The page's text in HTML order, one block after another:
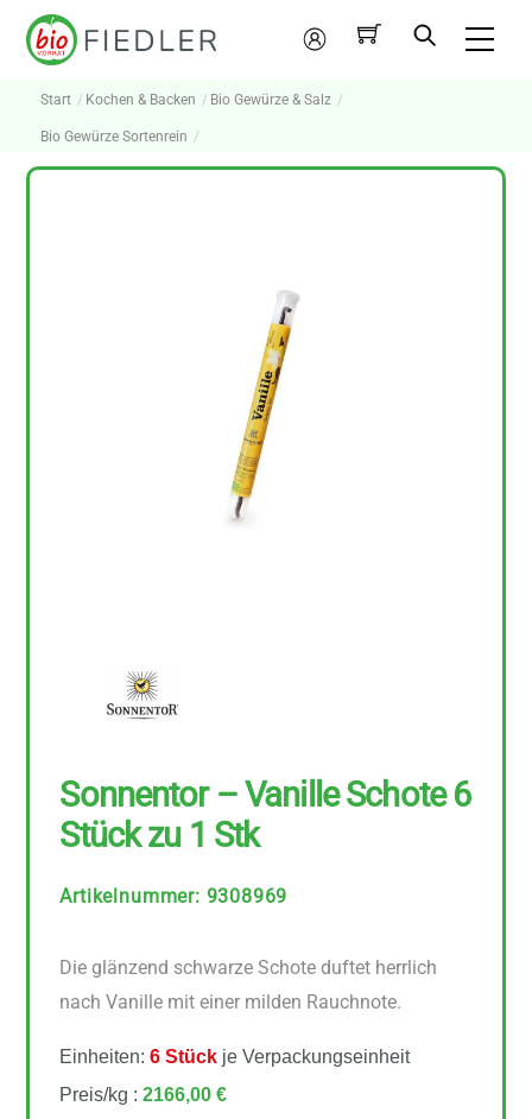
Skip
Mein
Konto
Start Kochen & Backen Bio Gewürze & Salz
Bio Gewürze Sortenrein
Sonnentor – Vanille Schote 6
Stück zu 1 Stk
Artikelnummer: 9308969
Die glänzend schwarze Schote duftet herrlich
nach Vanille mit einer milden Rauchnote.
Einheiten:6 Stück je Verpackungseinheit
Preis/kg :2166,00 €